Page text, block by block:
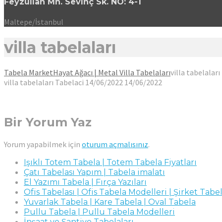
Maltepe/İstanbul
villa tabelaları
Tabela MarketHayat Ağacı | Metal Villa Tabelalarıvilla tabelaları
villa tabelaları Tabelaci 14/06/2022 14/06/2022
Bir Yorum Yaz
Yorum yapabilmek için oturum açmalısınız.
Işıklı Totem Tabela | Totem Tabela Fiyatları
Çatı Tabelası Yapım | Tabela imalatı
El Yazımı Tabela | Fırça Yazıları
Ofis Tabelası | Ofis Tabela Modelleri | Şirket
Yuvarlak Tabela | Kare Tabela | Oval Tabela
Pullu Tabela | Pullu Tabela Modelleri